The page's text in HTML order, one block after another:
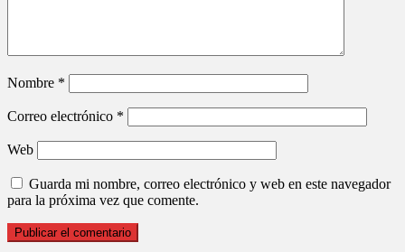
Nombre *
Correo electrónico *
Web
Guarda mi nombre, correo electrónico y web en este navegador
para la próxima vez que comente.